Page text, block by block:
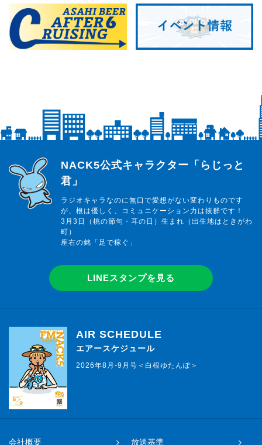
らじっと君
NACK5公式キャラクター「らじっと
君」
ラジオキャラなのに無口で愛想がない変わりものです
が、根は優しく、コミュニケーション力は抜群です！
3月3日（桃の節句・耳の日）生まれ（出生地はときがわ
町）
座右の銘「足で稼ぐ」
LINEスタンプを見る
AIR SCHEDULE
エアースケジュール
2026年8月-9月号＜白根ゆたんぽ＞
会社概要 放送基準